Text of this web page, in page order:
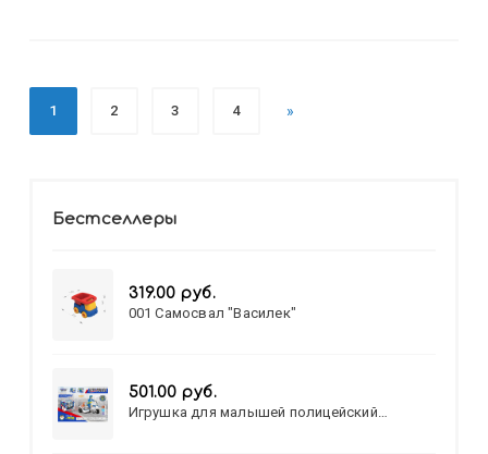
1 2 3 4 »
Бестселлеры
319.00 руб.
001 Самосвал "Василек"
501.00 руб.
Игрушка для малышей полицейский